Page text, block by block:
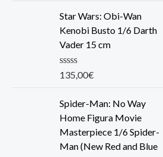
e
0
o
t
o
f
Star Wars: Obi-Wan
Kenobi Busto 1/6 Darth
Vader 15 cm
R
e
0
o
t
135,00€
Spider-Man: No Way
Home Figura Movie
Masterpiece 1/6 Spider-
Man (New Red and Blue